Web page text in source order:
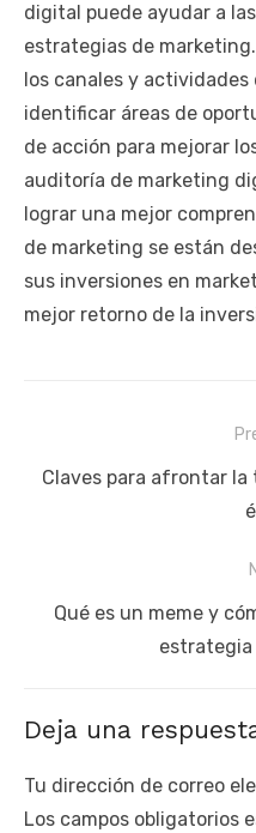
digital puede ayudar a
estrategias de
los canales y
identificar áreas de
de acción para mejorar
auditoría de marketing
lograr una mejor
de marketing se están
sus inversiones en
mejor retorno de la
de
Previous
Claves para afrontar
Next
Qué es un meme y
Deja una
Tu dirección de correo
Los campos obligatorios